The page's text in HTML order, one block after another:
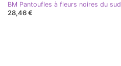
BM Pantoufles à fleurs noires du sud
28,46 €